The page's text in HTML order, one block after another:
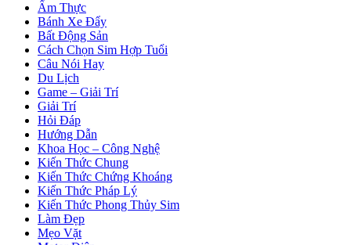
Ẩm Thực
Bánh Xe Đẩy
Bất Động Sản
Cách Chọn Sim Hợp Tuổi
Câu Nói Hay
Du Lịch
Game – Giải Trí
Giải Trí
Hỏi Đáp
Hướng Dẫn
Khoa Học – Công Nghệ
Kiến Thức Chung
Kiến Thức Chứng Khoáng
Kiến Thức Pháp Lý
Kiến Thức Phong Thủy Sim
Làm Đẹp
Mẹo Vặt